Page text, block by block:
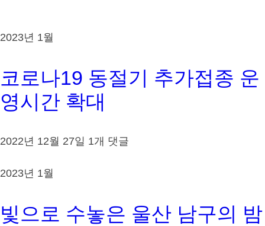
2023년 1월
코로나19 동절기 추가접종 운
영시간 확대
2022년 12월 27일 1개 댓글
2023년 1월
빛으로 수놓은 울산 남구의 밤